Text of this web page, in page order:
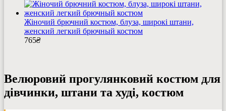
Жіночий брючний костюм, блуза, широкі штани,
женский легкий брючный костюм
765₴
Велюровий прогулянковий костюм для
дівчинки, штани та худі, костюм